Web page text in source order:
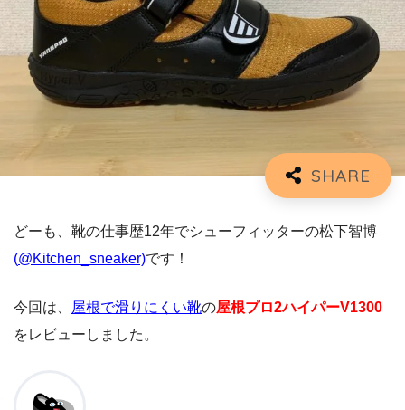
どーも、靴の仕事歴12年でシューフィッターの松下智博
(@Kitchen_sneaker)です！
今回は、 屋根で滑りにくい靴の屋根プロ2ハイパーV1300
をレビューしました。